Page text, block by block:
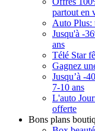
partout en
Auto Plus:
Jusqu'à -
ans
Télé Star
Gagnez
Jusqu’à -
7-10 ans
L'auto
offerte
Bons plans